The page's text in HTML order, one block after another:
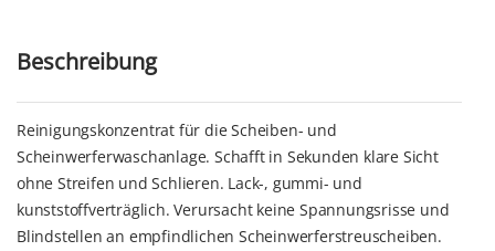
Beschreibung
Reinigungskonzentrat für die Scheiben- und
Scheinwerferwaschanlage. Schafft in Sekunden klare Sicht
ohne Streifen und Schlieren. Lack-, gummi- und
kunststoffverträglich. Verursacht keine Spannungsrisse und
Blindstellen an empfindlichen Scheinwerferstreuscheiben.